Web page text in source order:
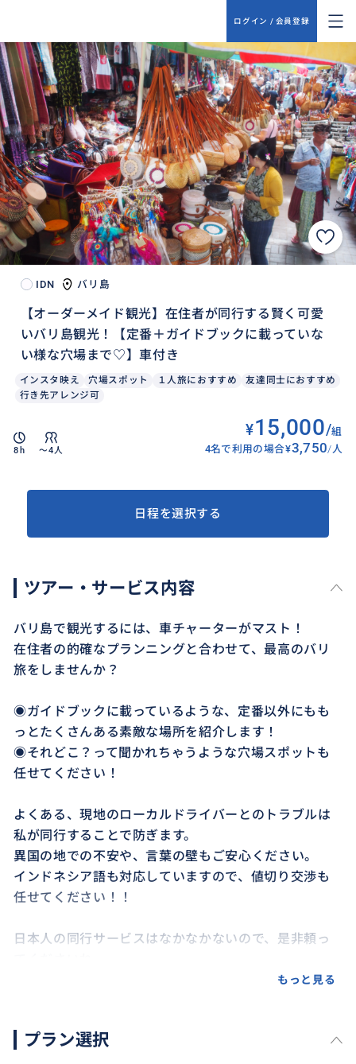
ログイン / 会員登録
IDN バリ島
【オーダーメイド観光】在住者が同行する賢く可愛
いバリ島観光！【定番＋ガイドブックに載っていな
い様な穴場まで♡】車付き
インスタ映え 穴場スポット １人旅におすすめ
友達同士におすすめ
行き先アレンジ可
8h 〜4人
¥15,000/組
4名で利用の場合¥3,750/人
日程を選択する
ツアー・サービス内容
バリ島で観光するには、車チャーターがマスト！
在住者の的確なプランニングと合わせて、最高のバリ
旅をしませんか？
◉ガイドブックに載っているような、定番以外にもも
っとたくさんある素敵な場所を紹介します！
◉それどこ？って聞かれちゃうような穴場スポットも
任せてください！
よくある、現地のローカルドライバーとのトラブルは
私が同行することで防ぎます。
異国の地での不安や、言葉の壁もご安心ください。
インドネシア語も対応していますので、値切り交渉も
任せてください！！
日本人の同行サービスはなかなかないので、是非頼っ
おすすめ
もっと見る
プラン選択